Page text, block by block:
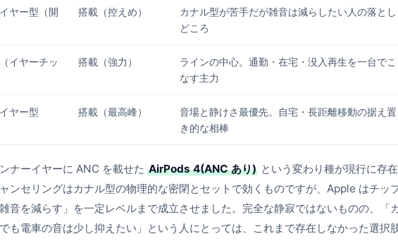
ヤー型（開
搭載（控えめ）
カナル型が苦手だが雑音は減らしたい人の落とし
どころ
イヤーチッ
搭載（強力）
ラインの中心。通勤・在宅・没入再生を一台でこ
なす主力
ヤー型 搭載（最高峰）
音場と静けさ最優先。自宅・長距離移動の据え置
き的な相棒
ナーイヤーに ANC を載せた AirPods 4(ANC あり) という変わり種が現行に存
ンセリングはカナル型の物理的な密閉とセットで効くものですが、Apple はチッ
音を減らす」を一定レベルまで成立させました。完全な静寂ではないものの、「
も電車の音は少し抑えたい」という人にとっては、これまで存在しなかった選択